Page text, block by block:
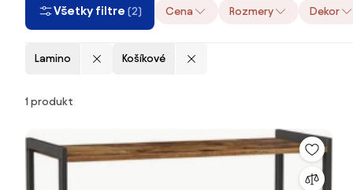
Všetky filtre (2) Cena Rozmery Dekor
Lamino Košíkové
Produkty
1 produkt